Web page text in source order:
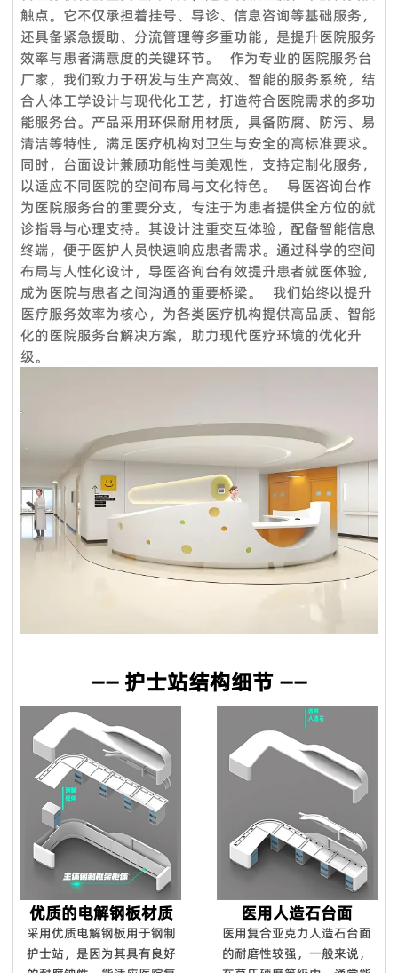
触点。它不仅承担着挂号、导诊、信息咨询等基础服务，
还具备紧急援助、分流管理等多重功能，是提升医院服务
效率与患者满意度的关键环节。 作为专业的医院服务台
厂家，我们致力于研发与生产高效、智能的服务系统，结
合人体工学设计与现代化工艺，打造符合医院需求的多功
能服务台。产品采用环保耐用材质，具备防腐、防污、易
清洁等特性，满足医疗机构对卫生与安全的高标准要求。
同时，台面设计兼顾功能性与美观性，支持定制化服务，
以适应不同医院的空间布局与文化特色。 导医咨询台作
为医院服务台的重要分支，专注于为患者提供全方位的就
诊指导与心理支持。其设计注重交互体验，配备智能信息
终端，便于医护人员快速响应患者需求。通过科学的空间
布局与人性化设计，导医咨询台有效提升患者就医体验，
成为医院与患者之间沟通的重要桥梁。 我们始终以提升
医疗服务效率为核心，为各类医疗机构提供高品质、智能
化的医院服务台解决方案，助力现代医疗环境的优化升
级。
—— 护士站结构细节 ——
优质的电解钢板材质
采用优质电解钢板用于钢制
护士站，是因为其具有良好
医用人造石台面
医用复合亚克力人造石台面
的耐磨性较强，一般来说，
360度服务：
VOUPLUS组建了专业的工程团队，为工程客户和品牌店客户提
供完善的服务和****的项目解决方案。工程团队负责投标项目、
方案设计、配置、现场测量、验收报告、后续服务等。项目案例
来自政府、医疗机构、教育系统、酒店、银行等各行各业。我们
还负责提供专业的服务，通过提供培训课程帮助品牌店客户建立
强大的销售团队，这就是过去15年来客户选择我们的原因。
服务理念：客户至上
售前服务：
VOUPLUS坚持把专业的人放在合适的岗位，工程团队为客户提
供专业的方案设计、**合理的空间配置、后期的跟进工作，致力
于打造和谐的工作环境。
我们是一支专业的咨询团队，帮助您选择合适的家具并给出建议
和详细的家具保养原则。
售后服务：
产品享受三年保固及维修服务。我司售后服务中心负责处理客户
咨询、投诉、维修及应急服务、亲善回访等。三年保固期内，除
人为因素外，经维修后，产品无法正常使用，厂家将给予换货。
受的。但考虑到节省邮费，我们还提供详细的图片和其他您需要
的文件，以作为替代解决方案来消除您的顾虑。
Q2.我可以参观你们的工厂吗？
当然，我们的工厂位于中国广州，距离广州白云国际机场仅 12
公里。如果您想参观我们的工厂，请联系我们预约。除了带您参
观我们的工厂外，我们还可以帮助您预订酒店、机场接机等。
Q3.你们工厂的付款期限是怎样的？
标准产品，通常以 TT 30% 定金，装货前 70% 余款；信用证；
OA；贸易保证可接受。定制产品需支付 50% 定金。
Q4：交货时间怎么样？
标准产品需要5-7个工作日，定制产品时间需要20天；大批量生
产需要10天**。
Q5：我是一个小批发商，你们接受小额订单吗？
当然可以。从您联系我们的那一刻起，您就成为我们宝贵的潜在
客户。无论您的数量多大或少，我们都期待与您合作，希望我们
Q6：我可以把我的标志放在产品上吗？
是的。您可以将您的织物徽标发送给我们，然后我们可以在椅子
上放置您的徽标。此外，我们可以在盒子上印上您的徽标。
Q7. 你们的质量控制如何？
质量是我们的文化。我们拥有专业的质量检测中心，对原材料进
行化学和物理测试，只有合格的才能生产。专业的QC团队拥有
50名成员，在交货前对产品和包装进行测试。我们将在整个批
量生产过程中控制货物的质量。我们保证客户对我们**产品
馈我们，如果产品不符合合同要求，我们将免费更换或在下一个
特殊情况下，我们将给予折扣作为解决方案。
Q8. 你的设计能力如何？
我们拥有12人的设计团队，设计师拥有10年以上行业经验，毕
业于家具产品设计专业，医疗家具风格、医院空间布局均由我们
设计团队自主设计开发。
Q9：你们能对你们的产品提供保修吗？
是的，我们对**产品提供 100% 满意保证。我们可以提供 5 年
的保证。
Q10：您可以进行定制吗？
我们拥有强大的开发工具来映射自定义功能。